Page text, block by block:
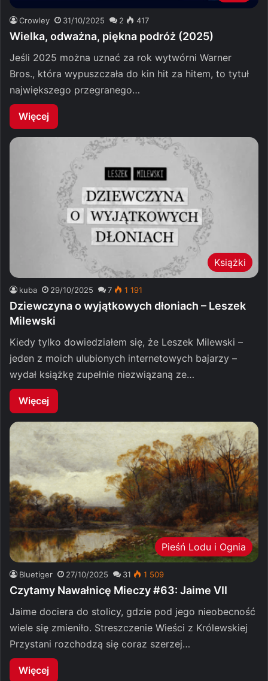
Crowley 31/10/2025 2 417
Wielka, odważna, piękna podróż (2025)
Jeśli 2025 można uznać za rok wytwórni Warner
Bros., która wypuszczała do kin hit za hitem, to tytuł
największego przegranego…
Więcej
Książki
kuba 29/10/2025 7 1 191
Dziewczyna o wyjątkowych dłoniach – Leszek
Milewski
Kiedy tylko dowiedziałem się, że Leszek Milewski –
jeden z moich ulubionych internetowych bajarzy –
wydał książkę zupełnie niezwiązaną ze…
Więcej
Pieśń Lodu i Ognia
Bluetiger 27/10/2025 31 1 509
Czytamy Nawałnicę Mieczy #63: Jaime VII
Jaime dociera do stolicy, gdzie pod jego nieobecność
wiele się zmieniło. Streszczenie Wieści z Królewskiej
Przystani rozchodzą się coraz szerzej…
Więcej